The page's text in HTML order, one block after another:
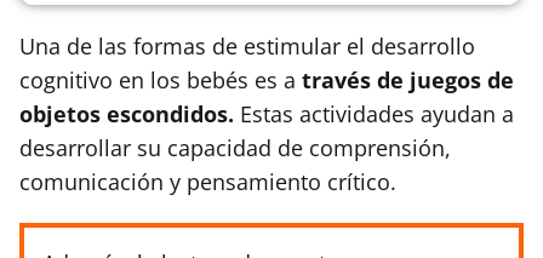
Una de las formas de estimular el desarrollo
cognitivo en los bebés es a través de juegos de
objetos escondidos. Estas actividades ayudan a
desarrollar su capacidad de comprensión,
comunicación y pensamiento crítico.